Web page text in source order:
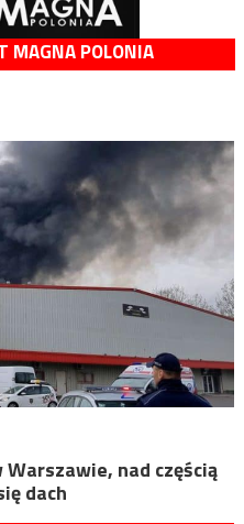
MAGNA POLONIA
nad częścią
dach